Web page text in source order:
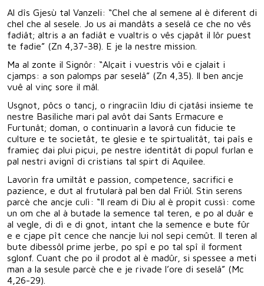
Al dîs Gjesù tal Vanzeli: “Chel che al semene al è diferent di
chel che al sesele. Jo us ai mandâts a seselâ ce che no vês
fadiât; altris a an fadiât e vualtris o vês cjapât il lôr puest
te fadie” (Zn 4,37-38). E je la nestre mission.
Ma al zonte il Signôr: “Alçait i vuestris vôi e cjalait i
cjamps: a son palomps par seselâ” (Zn 4,35). Il ben ancje
vuê al vinç sore il mâl.
Usgnot, pôcs o tancj, o ringraciìn Idiu di cjatâsi insieme te
nestre Basiliche mari pal avôt dai Sants Ermacure e
Furtunât; doman, o continuarìn a lavorâ cun fiducie te
culture e te societât, te glesie e te spirtualitât, tai paîs e
framieç dai plui piçui, pe nestre identitât di popul furlan e
pal nestri avignî di cristians tal spirt di Aquilee.
Lavorìn fra umiltât e passion, competence, sacrifici e
pazience, e dut al frutularà pal ben dal Friûl. Stin serens
parcè che ancje culì: “Il ream di Diu al è propit cussì: come
un om che al à butade la semence tal teren, e po al duâr e
al vegle, di dì e di gnot, intant che la semence e bute fûr
e e cjape pît cence che nancje lui nol sepi cemût. Il teren al
bute dibessôl prime jerbe, po spî e po tal spî il forment
sglonf. Cuant che po il prodot al è madûr, si spessee a meti
man a la sesule parcè che e je rivade l’ore di seselâ” (Mc
4,26-29).